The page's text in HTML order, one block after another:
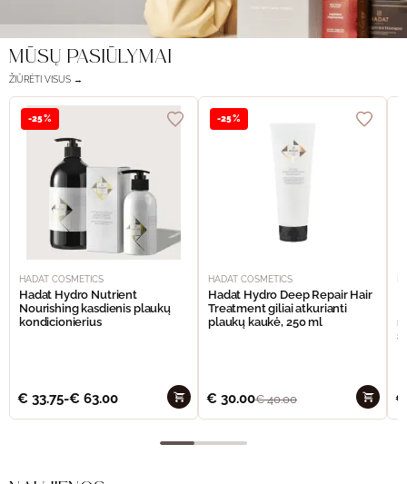
MŪSŲ PASIŪLYMAI
ŽIŪRĖTI VISUS →
-25%
HADAT COSMETICS
Hadat Hydro Nutrient
Nourishing kasdienis plaukų
kondicionierius
€ 33.75-€ 63.00
-25%
HADAT COSMETICS
Hadat Hydro Deep Repair Hair
Treatment giliai atkurianti
plaukų kaukė, 250 ml
€ 30.00€40.00 €